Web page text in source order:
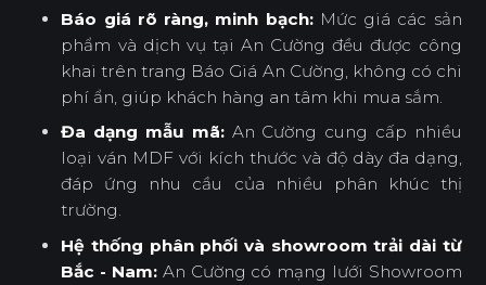
Báo giá rõ ràng, minh bạch:Mức giá các sản
phẩm và dịch vụ tại An Cường đều được công
khai trên trang Báo Giá An Cường, không có chi
phí ẩn, giúp khách hàng an tâm khi mua sắm.
Đa dạng mẫu mã: An Cường cung cấp nhiều
loại ván MDF với kích thước và độ dày đa dạng,
đáp ứng nhu cầu của nhiều phân khúc thị
trường.
Hệ thống phân phối và showroom trải dài từ
Bắc - Nam: An Cường có mạng lưới Showroom